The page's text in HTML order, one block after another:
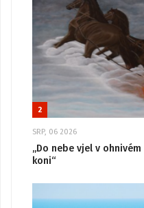
2
SRP, 06 2026
„Do nebe vjel v
koni“